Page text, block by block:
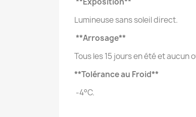
Lumineuse sans soleil direct.
**Arrosage**
Tous les 15 jours en été et aucun
**Tolérance au Froid**
-4°C.